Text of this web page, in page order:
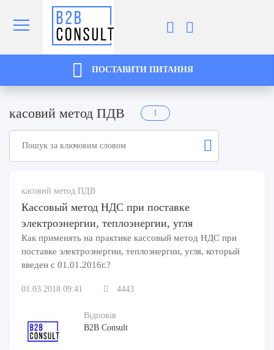
ПОСТАВИТИ ПИТАННЯ
касовий метод ПДВ 1
касовий метод ПДВ
Кассовый метод НДС при поставке
электроэнергии, теплоэнергии, угля
Как применять на практике кассовый метод НДС при
поставке электроэнергии, теплоэнергии, угля, который
введен с 01.01.2016г.?
01.03.2018 09:41 4443
Відповів
B2B Consult